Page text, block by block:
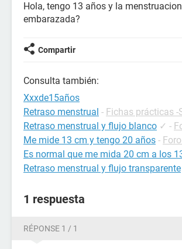
Hola, tengo 13 años y la
embarazada?
Compartir
Consulta también:
Xxxde15años
Retraso menstrual - Fichas prácticas -
Retraso menstrual y flujo blanco ✓ -
Me mide 13 cm y tengo 20 años -
Es normal que me mida 20 cm a los
Retraso menstrual y flujo transparente
1 respuesta
RÉPONSE 1 / 1